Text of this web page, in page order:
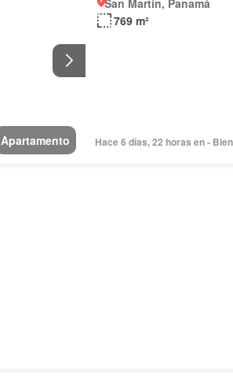
Apartamento
San Martin, Panamá
769 m²
Hace 6 días, 22 horas en -